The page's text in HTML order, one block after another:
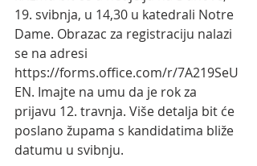
19. svibnja, u 14,30 u katedrali Notre
Dame. Obrazac za registraciju nalazi
se na adresi
https://forms.office.com/r/7A219SeU
EN. Imajte na umu da je rok za
prijavu 12. travnja. Više detalja bit će
poslano župama s kandidatima bliže
datumu u svibnju.